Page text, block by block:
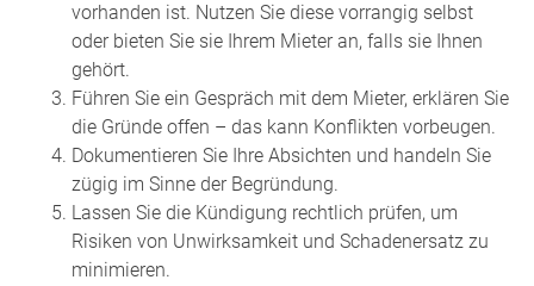
vorhanden ist. Nutzen Sie diese vorrangig selbst
oder bieten Sie sie Ihrem Mieter an, falls sie Ihnen
gehört.
Führen Sie ein Gespräch mit dem Mieter, erklären Sie
die Gründe offen – das kann Konflikten vorbeugen.
Dokumentieren Sie Ihre Absichten und handeln Sie
zügig im Sinne der Begründung.
Lassen Sie die Kündigung rechtlich prüfen, um
Risiken von Unwirksamkeit und Schadenersatz zu
minimieren.